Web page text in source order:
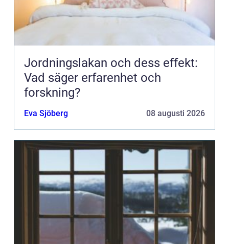
Jordningslakan och dess effekt:
Vad säger erfarenhet och
forskning?
Eva Sjöberg 08 augusti 2026